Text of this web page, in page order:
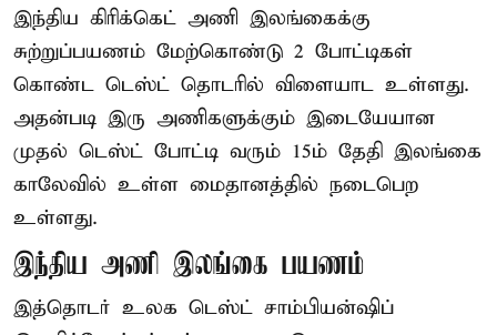
இந்திய கிரிக்கெட் அணி இலங்கைக்கு
சுற்றுப்பயணம் மேற்கொண்டு 2 போட்டிகள்
கொண்ட டெஸ்ட் தொடரில் விளையாட உள்ளது.
அதன்படி இரு அணிகளுக்கும் இடையேயான
முதல் டெஸ்ட் போட்டி வரும் 15ம் தேதி இலங்கை
காலேவில் உள்ள மைதானத்தில் நடைபெற
உள்ளது.
இந்திய அணி இலங்கை பயணம்
இத்தொடர் உலக டெஸ்ட் சாம்பியன்ஷிப்